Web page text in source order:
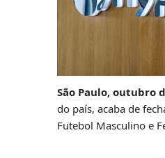
São Paulo, outubro
do país, acaba de
Futebol Masculino e